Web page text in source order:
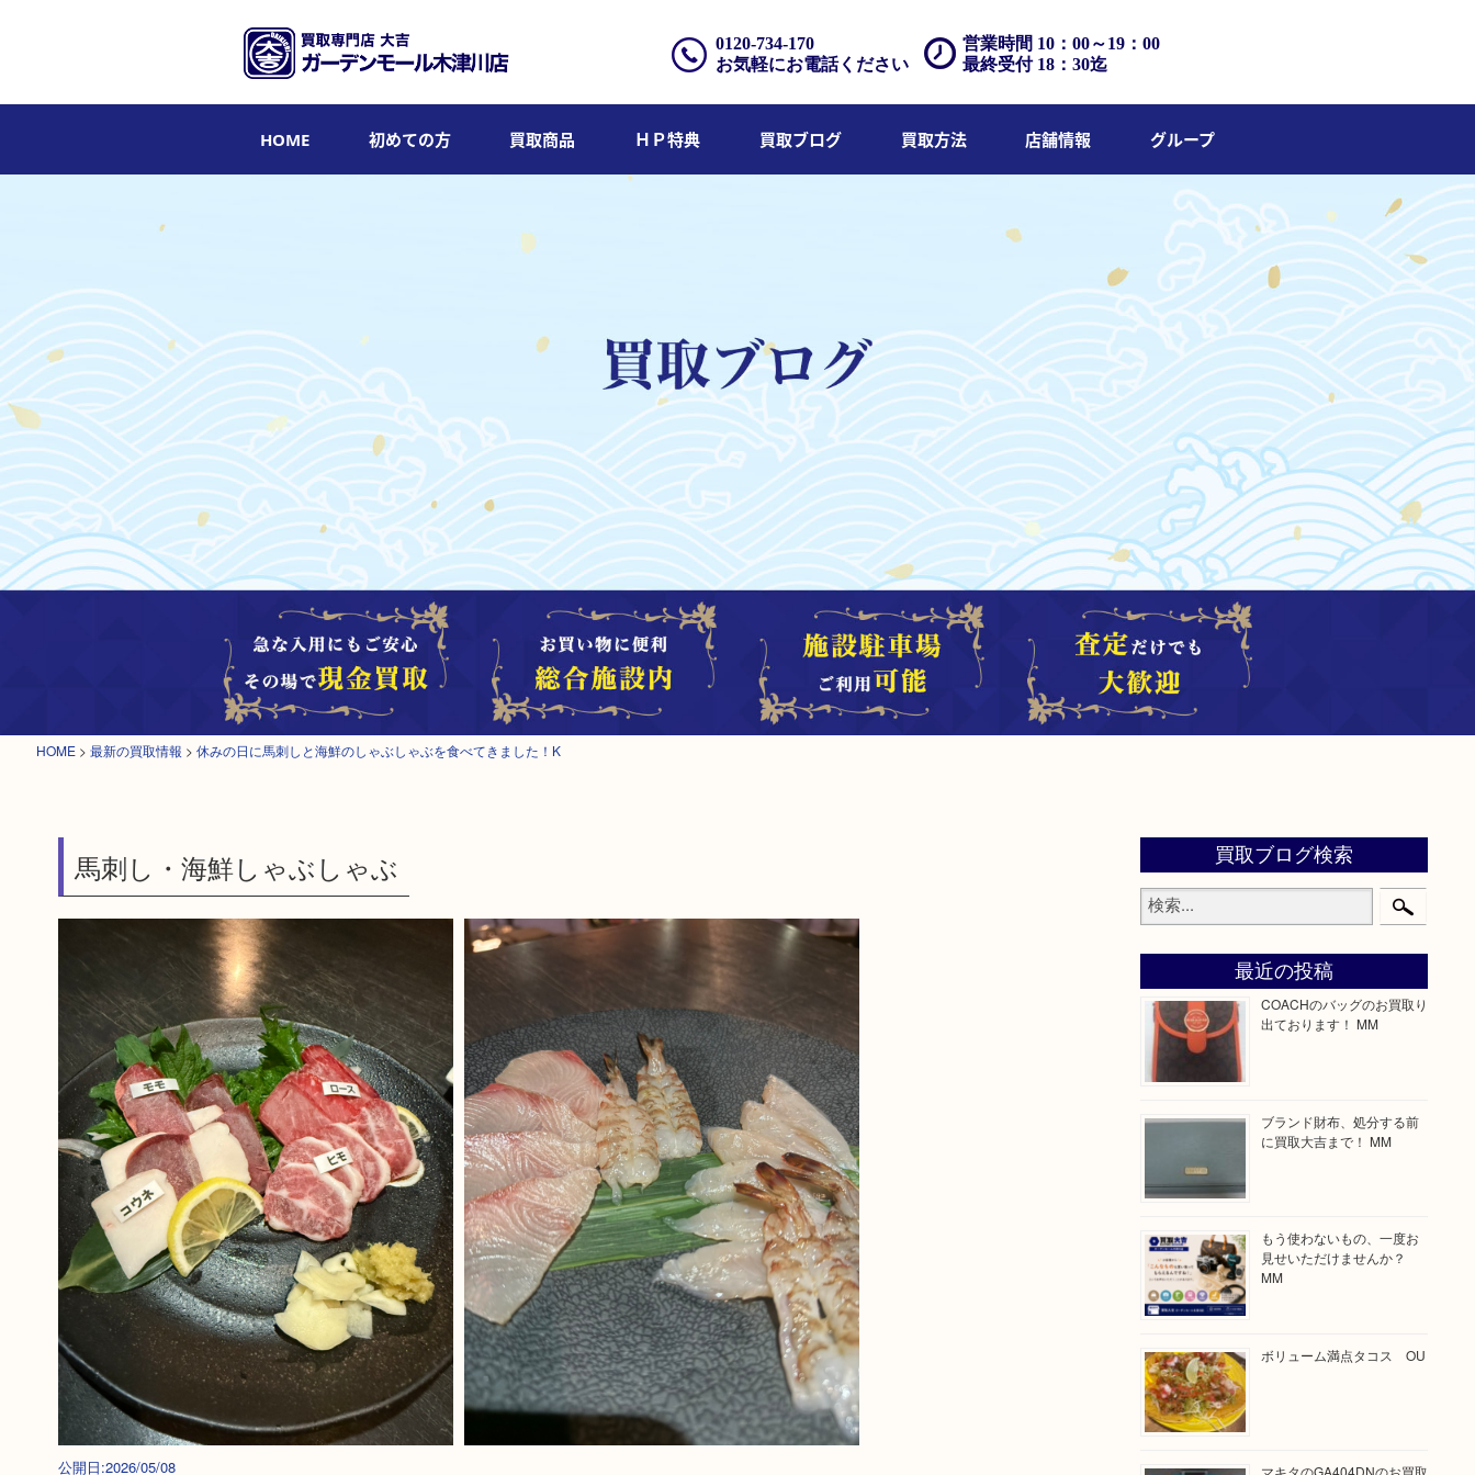
営業時間 10：00～19：00
最終受付 18：30迄
0120-734-170
お気軽にお電話ください
HOME 初めての方 買取商品 ＨＰ特典 買取ブログ 買取方法 店舗情報 グループ
HOME > 最新の買取情報 > 休みの日に馬刺しと海鮮のしゃぶしゃぶを食べてきました！K
馬刺し・海鮮しゃぶしゃぶ
公開日:2026/05/08
買取ブログ検索
最近の投稿
COACHのバッグのお買取り
出ております！ MM
ブランド財布、処分する前
に買取大吉まで！ MM
もう使わないもの、一度お
見せいただけませんか？
MM
ボリューム満点タコス OU